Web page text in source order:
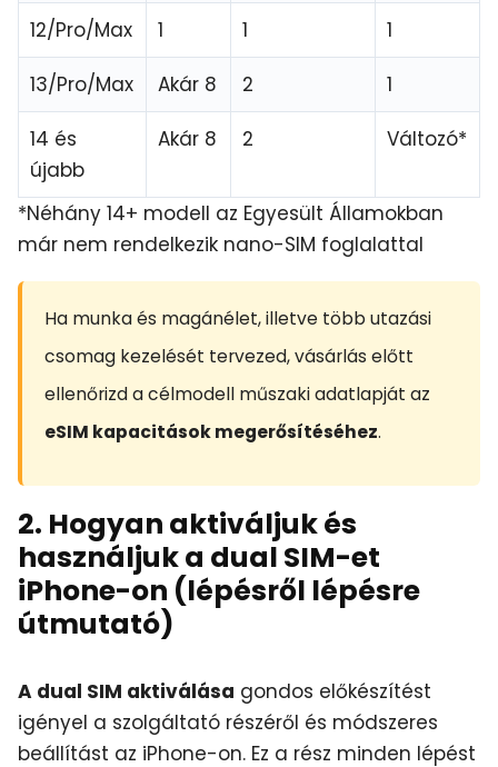
12/Pro/Max 1 1 1
13/Pro/Max Akár 8 2 1
14 és
újabb
Akár 8 2 Változó*
*Néhány 14+ modell az Egyesült Államokban
már nem rendelkezik nano-SIM foglalattal
Ha munka és magánélet, illetve több utazási
csomag kezelését tervezed, vásárlás előtt
ellenőrizd a célmodell műszaki adatlapját az
eSIM kapacitások megerősítéséhez.
2. Hogyan aktiváljuk és
használjuk a dual SIM-et
iPhone-on (lépésről lépésre
útmutató)
A dual SIM aktiválása gondos előkészítést
igényel a szolgáltató részéről és módszeres
beállítást az iPhone-on. Ez a rész minden lépést